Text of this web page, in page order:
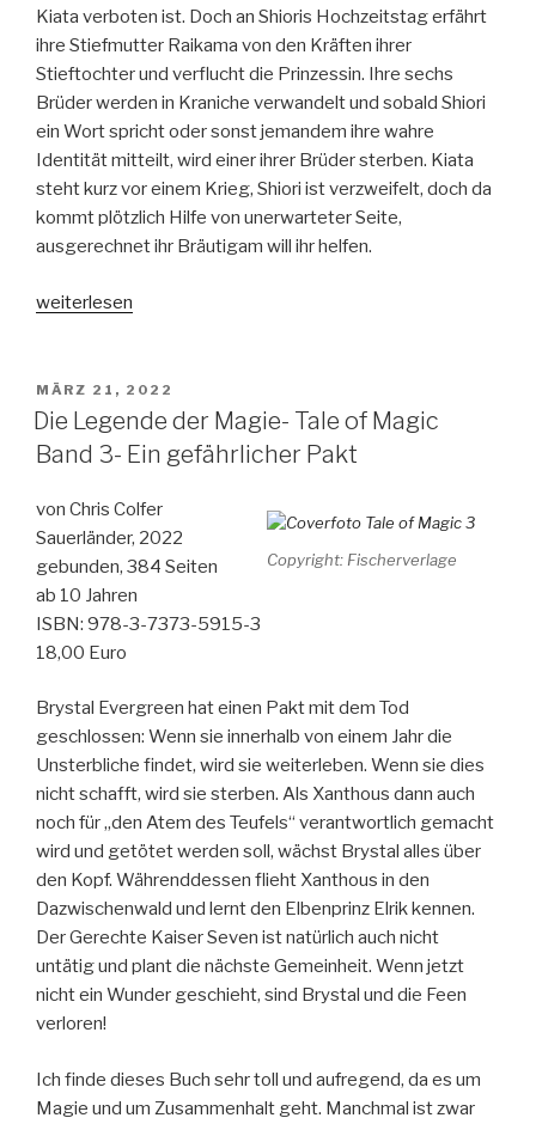
Kiata verboten ist. Doch an Shioris Hochzeitstag erfährt
ihre Stiefmutter Raikama von den Kräften ihrer
Stieftochter und verflucht die Prinzessin. Ihre sechs
Brüder werden in Kraniche verwandelt und sobald Shiori
ein Wort spricht oder sonst jemandem ihre wahre
Identität mitteilt, wird einer ihrer Brüder sterben. Kiata
steht kurz vor einem Krieg, Shiori ist verzweifelt, doch da
kommt plötzlich Hilfe von unerwarteter Seite,
ausgerechnet ihr Bräutigam will ihr helfen.
„Die
weiterlesen
VERÖFFENTLICHT
AM
MÄRZ 21, 2022
Die Legende der Magie- Tale of Magic
Band 3- Ein gefährlicher Pakt
Copyright: Fischerverlage
von Chris Colfer
Sauerländer, 2022
gebunden, 384 Seiten
ab 10 Jahren
ISBN: 978-3-7373-5915-3
18,00 Euro
Brystal Evergreen hat einen Pakt mit dem Tod
geschlossen: Wenn sie innerhalb von einem Jahr die
Unsterbliche findet, wird sie weiterleben. Wenn sie dies
nicht schafft, wird sie sterben. Als Xanthous dann auch
noch für „den Atem des Teufels“ verantwortlich gemacht
wird und getötet werden soll, wächst Brystal alles über
den Kopf. Währenddessen flieht Xanthous in den
Dazwischenwald und lernt den Elbenprinz Elrik kennen.
Der Gerechte Kaiser Seven ist natürlich auch nicht
untätig und plant die nächste Gemeinheit. Wenn jetzt
nicht ein Wunder geschieht, sind Brystal und die Feen
verloren!
Ich finde dieses Buch sehr toll und aufregend, da es um
Magie und um Zusammenhalt geht. Manchmal ist zwar